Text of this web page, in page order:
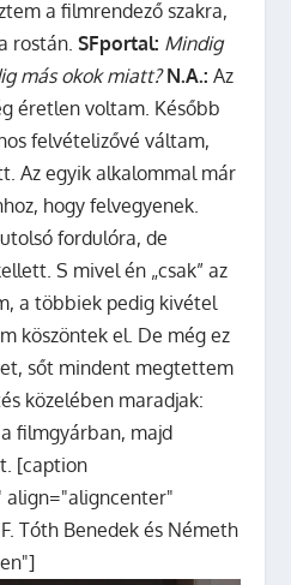
a filmrendező szakra,
rostán.SFportal: Mindig
más okok miatt? N.A.:Az
éretlen voltam. Később
felvételizővé váltam,
Az egyik alkalommal már
hogy felvegyenek.
fordulóra, de
S mivel én „csak” az
a többiek pedig kivétel
köszöntek el. De még ez
sőt mindent megtettem
közelében maradjak:
filmgyárban, majd
[caption
align="aligncenter"
Tóth Benedek és Németh